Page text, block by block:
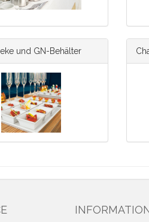
und GN-Behälter